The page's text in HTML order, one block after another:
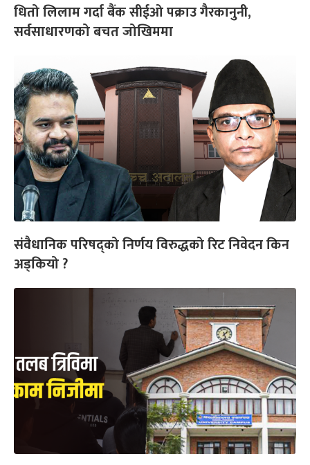
धितो लिलाम गर्दा बैंक सीईओ पक्राउ गैरकानुनी,
सर्वसाधारणको बचत जोखिममा
संवैधानिक परिषद्को निर्णय विरुद्धको रिट निवेदन किन
अड्कियो ?